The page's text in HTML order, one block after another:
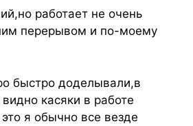
работает не очень
перерывом и по-моему
быстро доделывали,в
касяки в работе
я обычно все везде